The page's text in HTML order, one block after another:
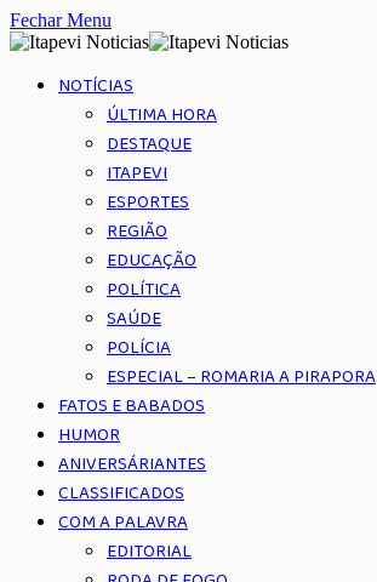
Fechar Menu
NOTÍCIAS
ÚLTIMA HORA
DESTAQUE
ITAPEVI
ESPORTES
REGIÃO
EDUCAÇÃO
POLÍTICA
SAÚDE
POLÍCIA
ESPECIAL – ROMARIA A PIRAPORA
FATOS E BABADOS
HUMOR
ANIVERSÁRIANTES
CLASSIFICADOS
COM A PALAVRA
EDITORIAL